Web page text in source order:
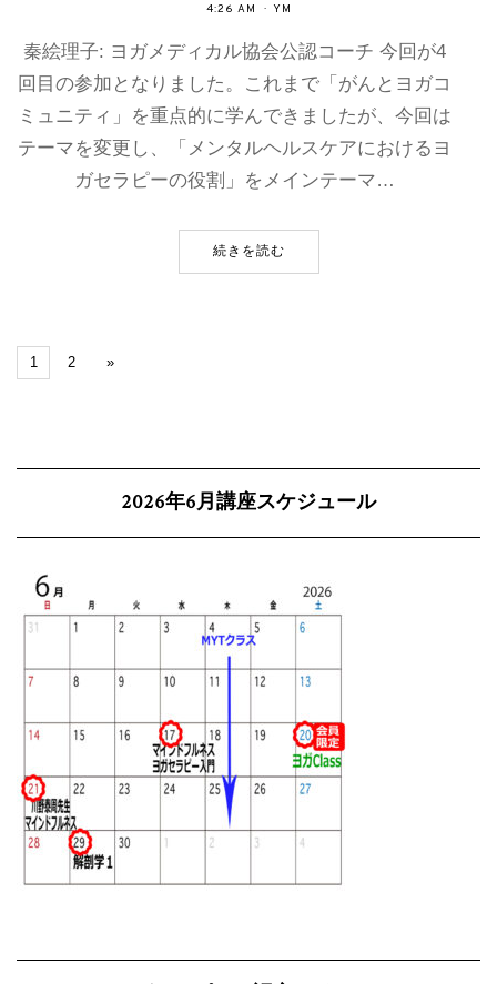
4:26 AM YM
秦絵理子: ヨガメディカル協会公認コーチ 今回が4
回目の参加となりました。これまで「がんとヨガコ
ミュニティ」を重点的に学んできましたが、今回は
テーマを変更し、「メンタルヘルスケアにおけるヨ
ガセラピーの役割」をメインテーマ…
続きを読む
1 2 »
2026年6月講座スケジュール